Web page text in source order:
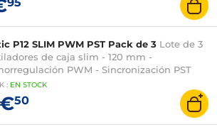
P12 SLIM PWM PST Pack de 3 Lote de 3
de caja slim - 120 mm -
PWM - Sincronización PST
: EN STOCK
50